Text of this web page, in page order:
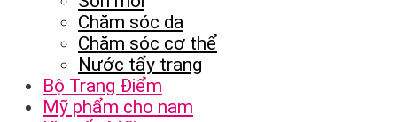
Chăm sóc da
Chăm sóc cơ thể
Nước tẩy trang
Bộ Trang Điểm
Mỹ phẩm cho nam